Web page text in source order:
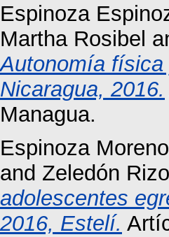
Espinoza
Martha Rosibel
Autonomía física
Nicaragua, 2016.
Managua.
Espinoza
and Zeledón
adolescentes
2016, Estelí.